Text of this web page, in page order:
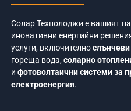
Солар Технолоджи е вашият
иновативни енергийни
услуги, включително
гореща вода,соларно
и фотоволтаични системи за
електроенергия.